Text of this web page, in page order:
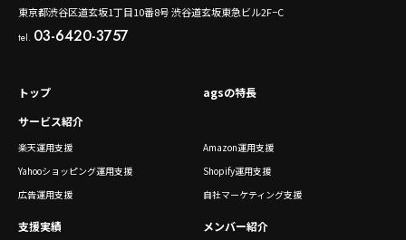
東京都渋谷区道玄坂1丁目10番8号 渋谷道玄坂東急ビル2F−C
tel. 03-6420-3757
トップ
agsの特長
サービス紹介
楽天運用支援
Amazon運用支援
Yahooショッピング運用支援
Shopify運用支援
広告運用支援
自社マーケティング支援
支援実績 メンバー紹介